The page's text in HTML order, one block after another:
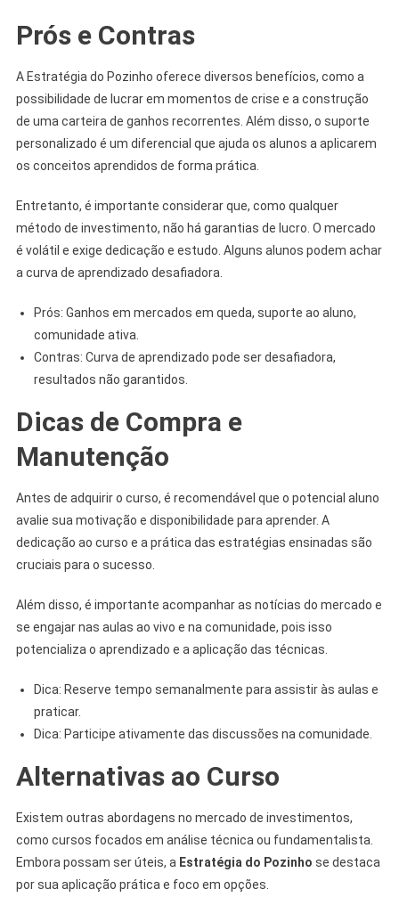
Prós e Contras
A Estratégia do Pozinho oferece diversos benefícios, como a
possibilidade de lucrar em momentos de crise e a construção
de uma carteira de ganhos recorrentes. Além disso, o suporte
personalizado é um diferencial que ajuda os alunos a aplicarem
os conceitos aprendidos de forma prática.
Entretanto, é importante considerar que, como qualquer
método de investimento, não há garantias de lucro. O mercado
é volátil e exige dedicação e estudo. Alguns alunos podem achar
a curva de aprendizado desafiadora.
Prós: Ganhos em mercados em queda, suporte ao aluno,
comunidade ativa.
Contras: Curva de aprendizado pode ser desafiadora,
resultados não garantidos.
Dicas de Compra e
Manutenção
Antes de adquirir o curso, é recomendável que o potencial aluno
avalie sua motivação e disponibilidade para aprender. A
dedicação ao curso e a prática das estratégias ensinadas são
cruciais para o sucesso.
Além disso, é importante acompanhar as notícias do mercado e
se engajar nas aulas ao vivo e na comunidade, pois isso
potencializa o aprendizado e a aplicação das técnicas.
Dica: Reserve tempo semanalmente para assistir às aulas e
praticar.
Dica: Participe ativamente das discussões na comunidade.
Alternativas ao Curso
Existem outras abordagens no mercado de investimentos,
como cursos focados em análise técnica ou fundamentalista.
Embora possam ser úteis, a Estratégia do Pozinho se destaca
por sua aplicação prática e foco em opções.